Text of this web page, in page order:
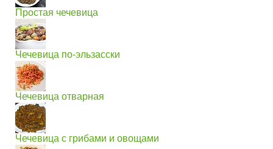
Простая чечевица
Чечевица по-эльзасски
Чечевица отварная
Чечевица с грибами и овощами